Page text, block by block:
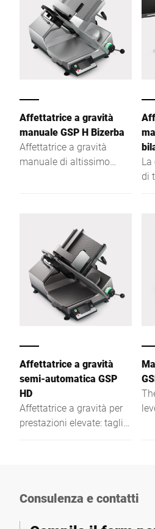
Affettatrice a gravità
manuale GSP H Bizerba
Affettatrice a gravità
manuale di altissimo
di
Affettatrice a gravità
semi-automatica GSP
HD
Affettatrice a gravità per
prestazioni elevate: taglio
Consulenza e contatti